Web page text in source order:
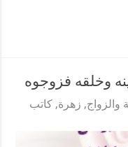
وخلقه فزوجوه
والزواج, زهرة, كاتب